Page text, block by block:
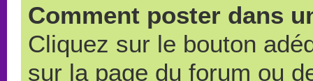
Comment poster dans
Cliquez sur le bouton
sur la page du forum ou